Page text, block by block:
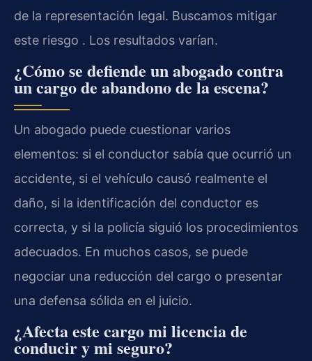
de la representación legal. Buscamos mitigar
este riesgo . Los resultados varían.
¿Cómo se defiende un abogado contra
un cargo de abandono de la escena?
Un abogado puede cuestionar varios
elementos: si el conductor sabía que ocurrió un
accidente, si el vehículo causó realmente el
daño, si la identificación del conductor es
correcta, y si la policía siguió los procedimientos
adecuados. En muchos casos, se puede
negociar una reducción del cargo o presentar
una defensa sólida en el juicio.
¿Afecta este cargo mi licencia de
conducir y mi seguro?